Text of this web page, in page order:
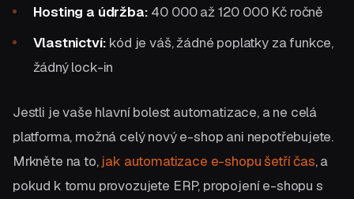
Hosting a údržba: 40 000 až 120 000 Kč ročně
Vlastnictví: kód je váš, žádné poplatky za funkce,
žádný lock-in
Jestli je vaše hlavní bolest automatizace, a ne celá
platforma, možná celý nový e-shop ani nepotřebujete.
Mrkněte na to, jak automatizace e-shopu šetří čas, a
pokud k tomu provozujete ERP, propojení e-shopu s